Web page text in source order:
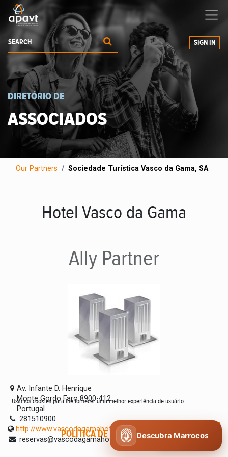
grow your business
SIGN IN
DIRETÓRIO DE
ASSOCIADOS
Our Partners Sociedade Turística Vasco da Gama, SA
Hotel Vasco da Gama
Ally Partner
Av. Infante D. Henrique
Monte Gordo Faro 8900-412
Portugal
281510900
http://www.vascodagamahotel.com
reservas@vascodagamahotel.com
Usamos cookies para lhe fornecer uma melhor experiência de usuário.
POLÍTICA DE COOKIES CONCORDO
Descubra Marrocos